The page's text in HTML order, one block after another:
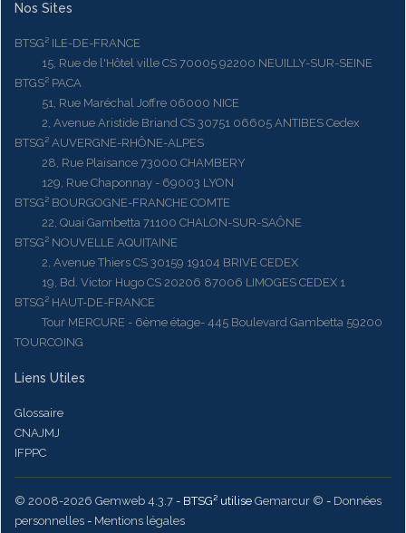
Nos Sites
BTSG² ILE-DE-FRANCE
15, Rue de l'Hôtel ville CS 70005 92200 NEUILLY-SUR-SEINE
BTGS² PACA
51, Rue Maréchal Joffre 06000 NICE
2, Avenue Aristide Briand CS 30751 06605 ANTIBES Cedex
BTSG² AUVERGNE-RHÔNE-ALPES
28, Rue Plaisance 73000 CHAMBERY
129, Rue Chaponnay - 69003 LYON
BTSG² BOURGOGNE-FRANCHE COMTE
22, Quai Gambetta 71100 CHALON-SUR-SAÔNE
BTSG² NOUVELLE AQUITAINE
2, Avenue Thiers CS 30159 19104 BRIVE CEDEX
19, Bd. Victor Hugo CS 20206 87006 LIMOGES CEDEX 1
BTSG² HAUT-DE-FRANCE
Tour MERCURE - 6ème étage- 445 Boulevard Gambetta 59200
TOURCOING
Liens Utiles
Glossaire
CNAJMJ
IFPPC
© 2008-2026 Gemweb 4.3.7 - BTSG² utilise Gemarcur © - Données
personnelles - Mentions légales